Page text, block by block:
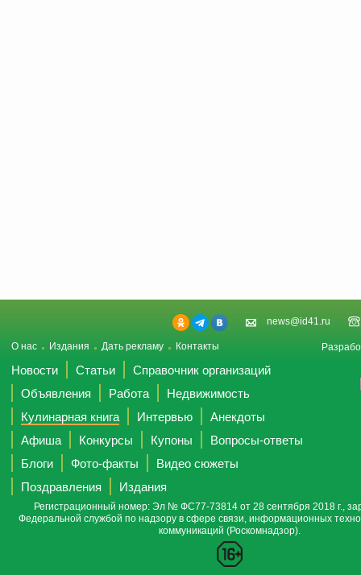
news@id41.ru
О нас Издания Дать рекламу Контакты
Новости Статьи
Справочник организаций
Объявления
Работа
Недвижимость
Кулинарная книга
Интервью
Анекдоты
Афиша
Конкурсы Купоны
Вопросы-ответы
Блоги
Фото-факты
Видео сюжеты
Поздравления
Издания
Регистрационный номер: Эл № ФС77-73814 от 28 сентября 2018 г.,
Федеральной службой по надзору в сфере связи, информационных
коммуникаций (Роскомнадзор).